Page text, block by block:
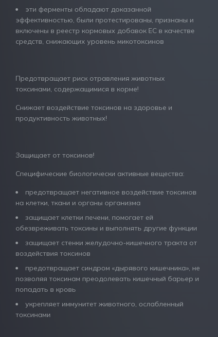
эти ферменты обладают доказанной
эффективностью, были протестированы, признаны и
включены в реестр кормовых добавок ЕС в качестве
средств, снижающих уровень микотоксинов
Предотвращает риск отравления животных
токсинами, содержащимися в корме!
Снижает воздействие токсинов на здоровье и
продуктивность животных!
Защищает от токсинов!
Специфические биологически активные вещества:
предотвращает негативное воздействие токсинов
на клетки, ткани и органы организма
защищает клетки печени, помогает ей
обезвреживать токсины и выполнять другие функции
защищает стенки желудочно-кишечного тракта от
воздействия токсинов
предотвращает синдром «дырявого кишечника», не
позволяя токсинам преодолевать кишечный барьер и
попадать в кровь
укрепляет иммунитет животного, ослабленный
токсинами